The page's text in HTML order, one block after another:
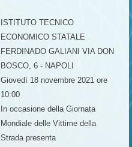
ISTITUTO TECNICO
ECONOMICO STATALE
FERDINADO GALIANI VIA DON
BOSCO, 6 - NAPOLI
Giovedì 18 novembre 2021 ore
10:00
In occasione della Giornata
Mondiale delle Vittime della
Strada presenta